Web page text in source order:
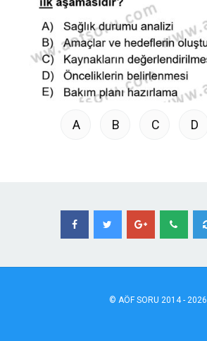
A B C D
© AÖFSORU 2014 - 2026